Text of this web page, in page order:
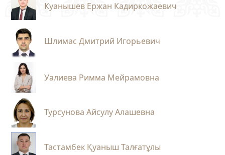
Куанышев Ержан Кадиркожаевич
Шлимас Дмитрий Игорьевич
Уалиева Римма Мейрамовна
Турсунова Айсулу Алашевна
Тастамбек Қуаныш Талғатұлы